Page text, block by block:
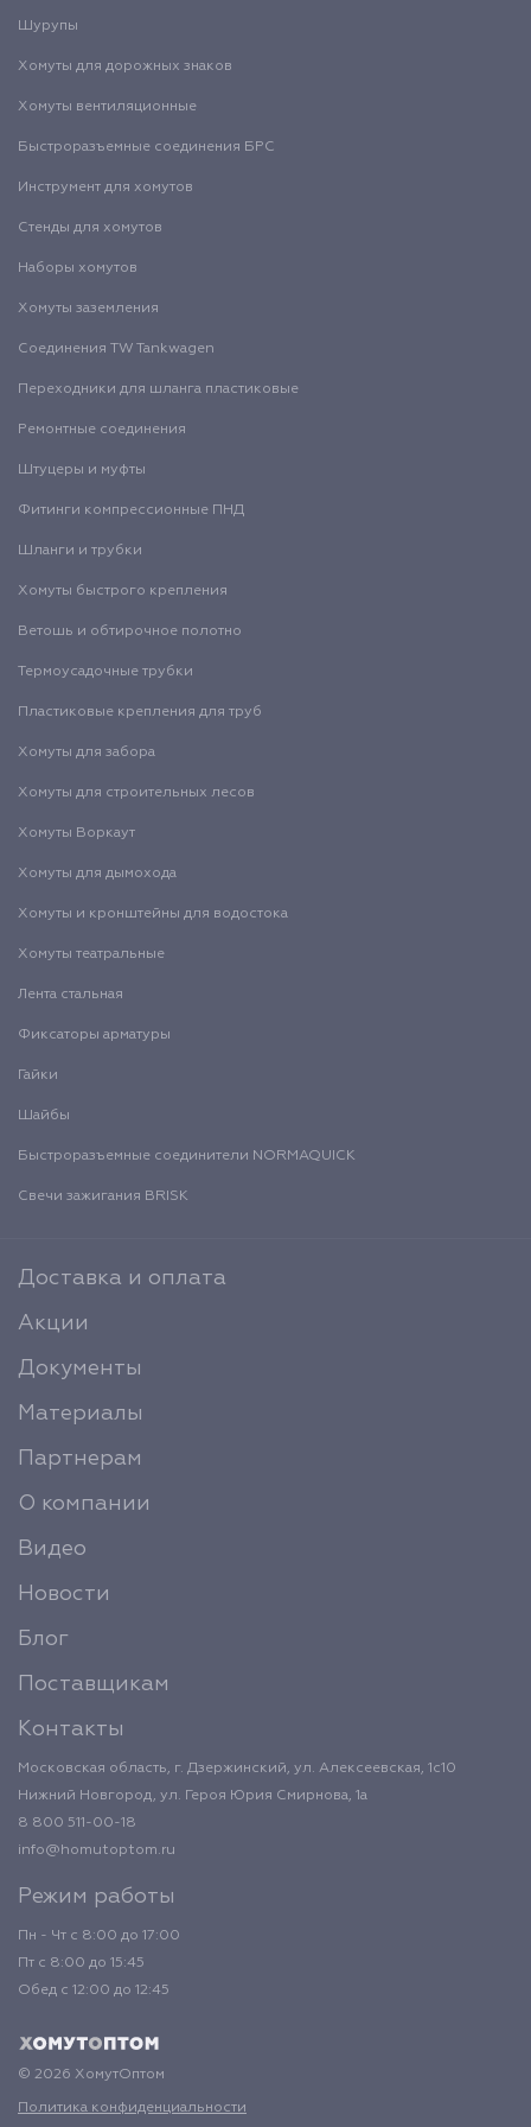
Шурупы
Хомуты для дорожных знаков
Хомуты вентиляционные
Быстроразъемные соединения БРС
Инструмент для хомутов
Стенды для хомутов
Наборы хомутов
Хомуты заземления
Соединения TW Tankwagen
Переходники для шланга пластиковые
Ремонтные соединения
Штуцеры и муфты
Фитинги компрессионные ПНД
Шланги и трубки
Хомуты быстрого крепления
Ветошь и обтирочное полотно
Термоусадочные трубки
Пластиковые крепления для труб
Хомуты для забора
Хомуты для строительных лесов
Хомуты Воркаут
Хомуты для дымохода
Хомуты и кронштейны для водостока
Хомуты театральные
Лента стальная
Фиксаторы арматуры
Гайки
Шайбы
Быстроразъемные соединители NORMAQUICK
Свечи зажигания BRISK
Доставка и оплата
Акции
Документы
Материалы
Партнерам
О компании
Видео
Новости
Блог
Поставщикам
Контакты
Московская область, г. Дзержинский, ул. Алексеевская, 1с10
Нижний Новгород, ул. Героя Юрия Смирнова, 1а
8 800 511-00-18
info@homutoptom.ru
Режим работы
Пн - Чт с 8:00 до 17:00
Пт с 8:00 до 15:45
Обед с 12:00 до 12:45
© 2026 ХомутОптом
Политика конфиденциальности